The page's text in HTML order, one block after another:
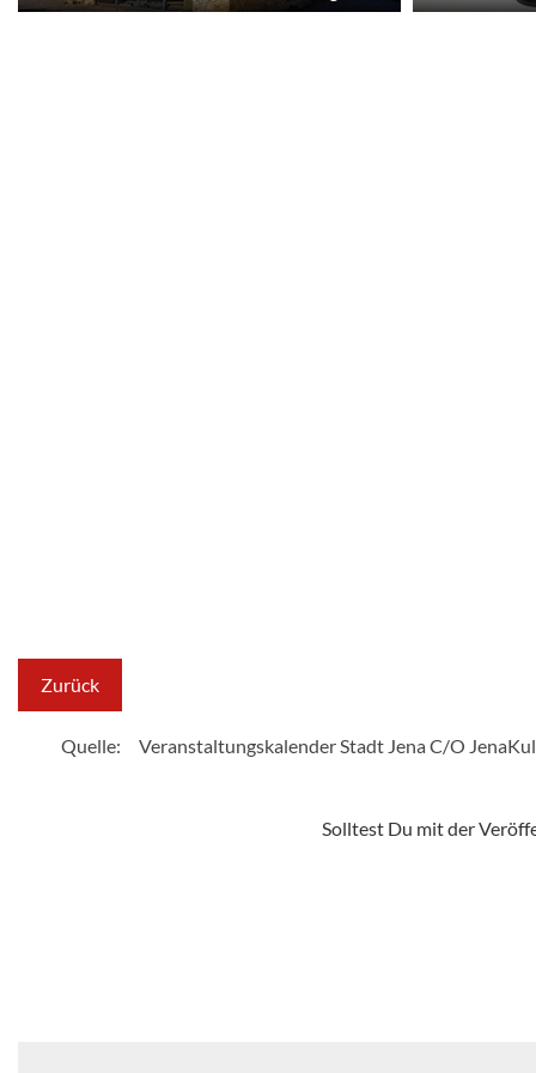
Zurück
Quelle: Veranstaltungskalender Stadt Jena C/O
Solltest Du mit der